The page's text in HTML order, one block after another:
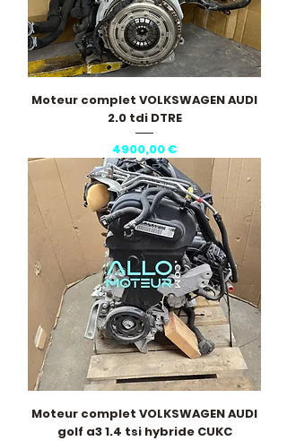
Moteur complet VOLKSWAGEN AUDI
2.0 tdi DTRE
Precio
4900,00 €
Moteur complet VOLKSWAGEN AUDI
golf a3 1.4 tsi hybride CUKC